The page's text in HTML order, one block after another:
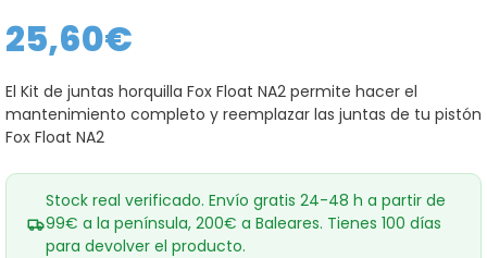
25,60€
El Kit de juntas horquilla Fox Float NA2 permite hacer el
mantenimiento completo y reemplazar las juntas de tu pistón
Fox Float NA2
Stock real verificado. Envío gratis 24-48 h a partir de
99€ a la península, 200€ a Baleares. Tienes 100 días
para devolver el producto.